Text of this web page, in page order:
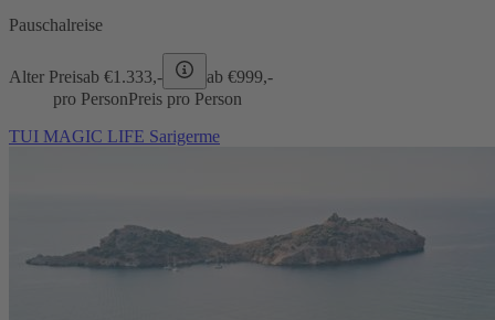
Pauschalreise
Alter Preisab €1.333,- ab €999,-
pro PersonPreis pro Person
TUI MAGIC LIFE Sarigerme